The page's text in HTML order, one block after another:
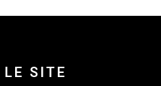
LE SITE